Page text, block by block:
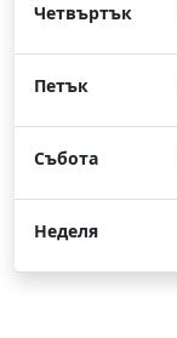
Четвъртък
Петък
Събота
Неделя